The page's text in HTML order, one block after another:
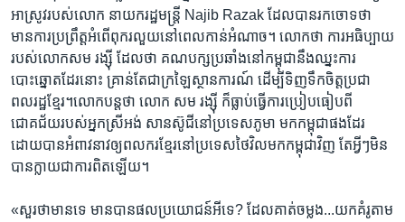
អាស្រូវ​របស់​លោក​ នាយក​រដ្ឋមន្រ្តី​ Najib Razak​ ដែលបាន​រក​ចោទថា​
មានការ​ប្រព្រឹត្ត​អំពើពុក​រលួយ​នៅ​ពេល​កាន់​អំណាច​។ លោកថា​ ការ​អធិប្បាយ​
របស់​លោក​សម រង្ស៊ី​ ដែលថា​ គណបក្ស​ប្រឆាំង​នៅ​កម្ពុជានឹង​ឈ្នះការ​
បោះឆ្នោត​ដែរនោះ​ គ្រាន់តែ​ជា​ក្រឡៃ​ស្ថានការណ៍​ ដើម្បីទិញទឹកចិត្ត​ប្រជា
ពលរដ្ឋ​ខ្មែរ។​លោក​បន្តថា​ លោក​ ​សម រង្ស៊ី​ ​ក៏ធ្លាប់ធ្វើ​ការប្រៀបធៀប​ពី​
ជោគជ័យ​របស់​អ្នកស្រី​អង់​ សានស៊ូជីនៅ​ប្រទេស​ភូមា​ មក​កម្ពុជា​ផងដែរ​
ដោយ​បាន​អំពាវនាវ​ឲ្យ​ពលករ​ខ្មែរ​នៅ​ប្រទេស​ថៃ​វិលមក​កម្ពុជា​វិញ​ តែ​អ្វីៗ​មិន​
បាន​ក្លាយជា​ការពិត​ឡើយ។ ​
«សួរ​ថា​មាន​ទេ​ មាន​បាន​ផលប្រយោជន៍​អីទេ? ដែល​គាត់​ចម្លង...យកគំរូ​តាម​